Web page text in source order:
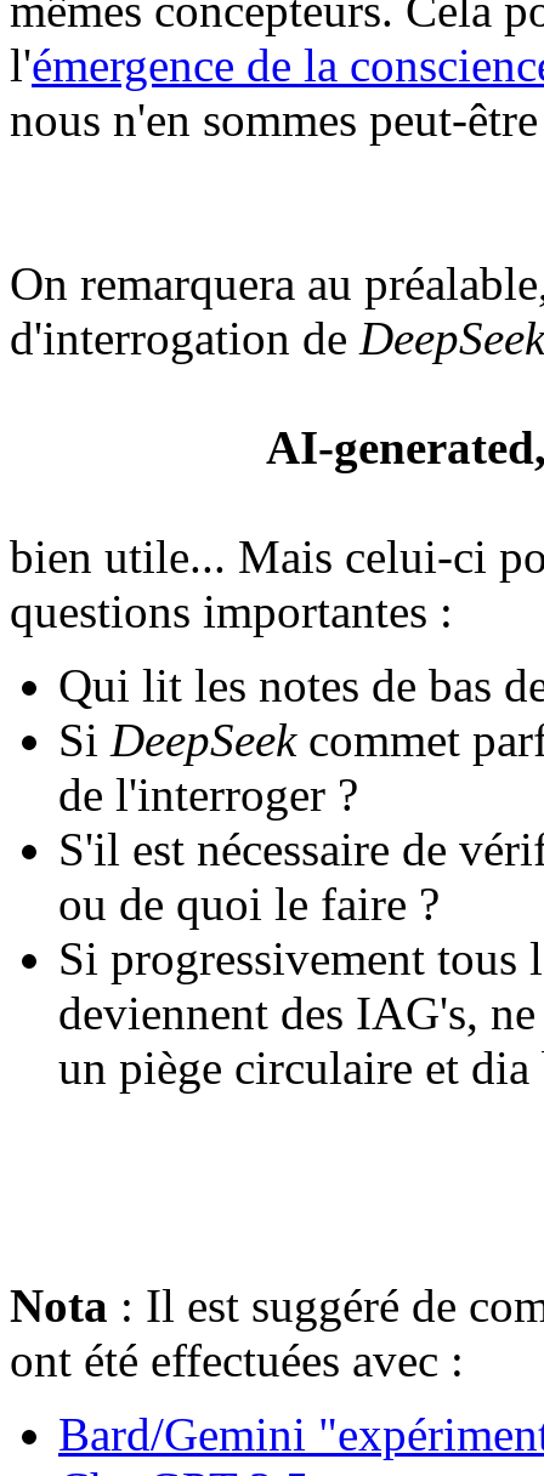
l'émergence de la
nous n'en sommes peut-
On remarquera au
d'interrogation de DeepSeek
AI-
bien utile... Mais celui-ci
questions importantes :
Qui lit les notes de bas
Si DeepSeekcommet
de l'interroger ?
S'il est nécessaire de
ou de quoi le faire ?
Si progressivement tous
deviennent des IAG's,
un piège circulaire et
Nota : Il est suggéré de
ont été effectuées avec :
Bard/Gemini